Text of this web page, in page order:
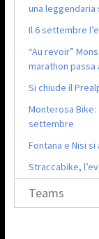
una leggendaria
Il 6 settembre
“Au revoir”
marathon passa
Si chiude il
Monterosa
settembre
Fontana e Nisi si
Straccabike,
Teams